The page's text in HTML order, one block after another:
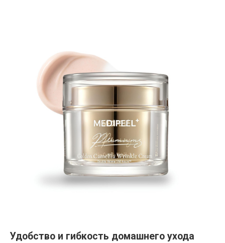
Удобство и гибкость домашнего ухода